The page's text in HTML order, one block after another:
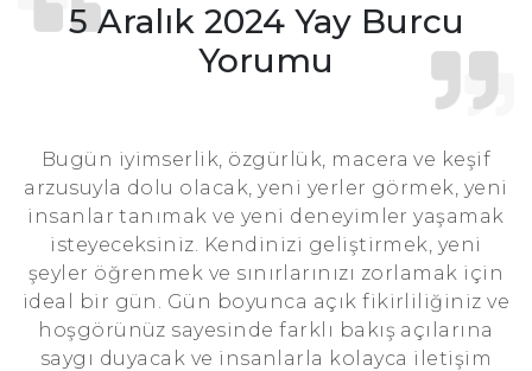
5 Aralık 2024 Yay Burcu
Yorumu
Bugün iyimserlik, özgürlük, macera ve keşif
arzusuyla dolu olacak, yeni yerler görmek, yeni
insanlar tanımak ve yeni deneyimler yaşamak
isteyeceksiniz. Kendinizi geliştirmek, yeni
şeyler öğrenmek ve sınırlarınızı zorlamak için
ideal bir gün. Gün boyunca açık fikirliliğiniz ve
hoşgörünüz sayesinde farklı bakış açılarına
saygı duyacak ve insanlarla kolayca iletişim